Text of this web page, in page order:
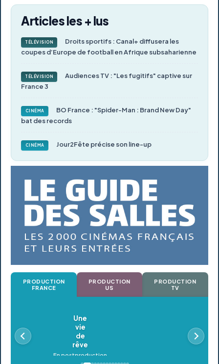
Articles les + lus
TÉLÉVISION
Droits sportifs : Canal+ diffusera les
coupes d’Europe de football en Afrique subsaharienne
TÉLÉVISION
Audiences TV : "Les fugitifs" captive sur
France 3
CINÉMA
BO France : "Spider-Man : Brand New Day"
bat des records
CINÉMA Jour2Fête précise son line-up
PRODUCTION
FRANCE
PRODUCTION
US
PRODUCTION
TV
Oldeupe
En postproduction